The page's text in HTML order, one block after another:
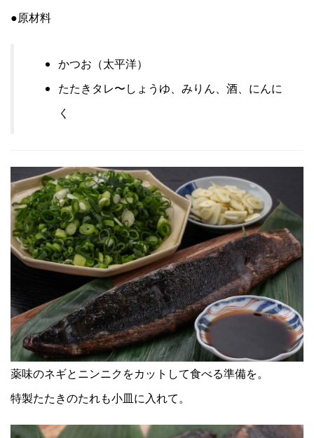
●原材料
かつお（太平洋）
たたきタレ〜しょうゆ、みりん、酒、にんに
く
薬味のネギとニンニクをカットして食べる準備を。
特製たたきのたれも小皿に入れて。